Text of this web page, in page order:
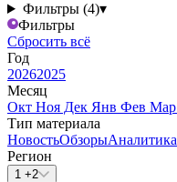
Фильтры (4)▾
Фильтры
Сбросить всё
Год
20262025
Месяц
Окт Ноя Дек Янв Фев Мар
Тип материала
НовостьОбзорыАналитика
Регион
1 +2